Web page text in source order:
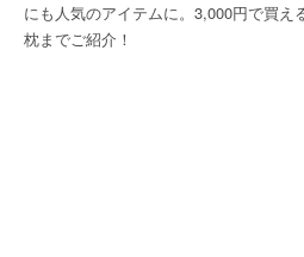
にも人気のアイテムに。3,000円で買え
枕までご紹介！